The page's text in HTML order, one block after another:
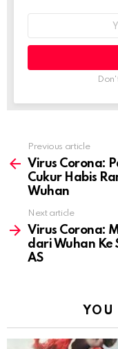
more
Previous article
Virus Corona:
Cukur Habis
Wuhan
Next article
Virus Corona:
dari Wuhan Ke
AS
YOU